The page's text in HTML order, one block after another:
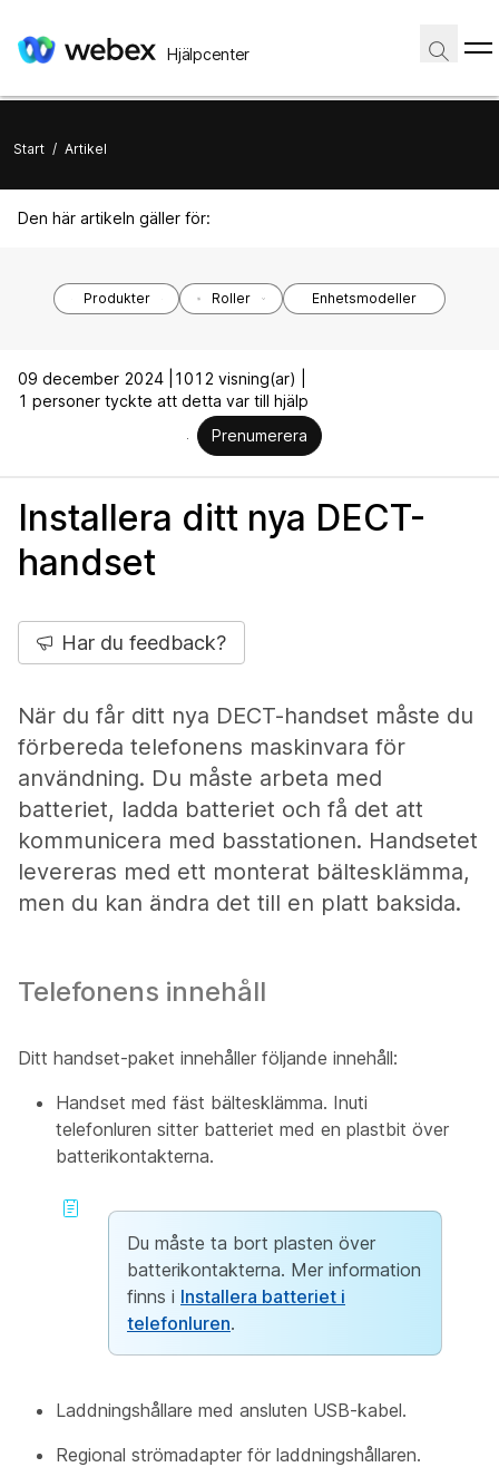
Hjälpcenter
Start / Artikel
Den här artikeln gäller för:
Produkter Roller Enhetsmodeller
09 december 2024 |
1012 visning(ar) |
1 personer tyckte att detta var till hjälp
Prenumerera
Installera ditt nya DECT-
handset
Har du feedback?
När du får ditt nya DECT-handset måste du
förbereda telefonens maskinvara för
användning. Du måste arbeta med
batteriet, ladda batteriet och få det att
kommunicera med basstationen. Handsetet
levereras med ett monterat bältesklämma,
men du kan ändra det till en platt baksida.
Telefonens innehåll
Ditt handset-paket innehåller följande innehåll:
Handset med fäst bältesklämma. Inuti
telefonluren sitter batteriet med en plastbit över
batterikontakterna.
Du måste ta bort plasten över
batterikontakterna. Mer information
finns i Installera batteriet i
telefonluren.
Laddningshållare med ansluten USB-kabel.
Regional strömadapter för laddningshållaren.